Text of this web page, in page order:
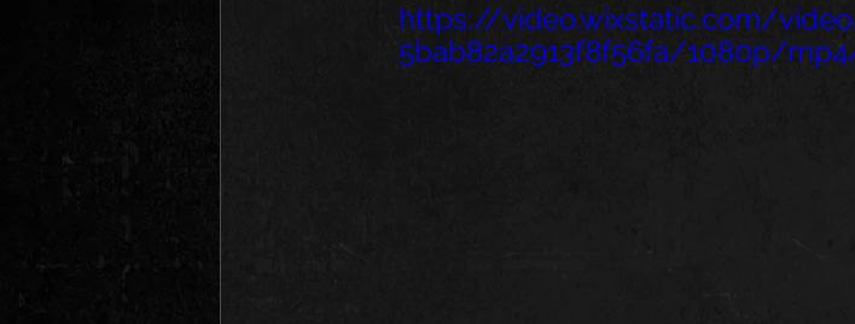
https://video.wixstatic.com/
5bab82a2913f8f56fa/1080p/